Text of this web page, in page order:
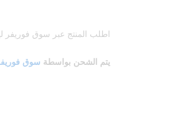
اطلب المنتج عبر سوق فوريفر
يتم الشحن بواسطة سوق